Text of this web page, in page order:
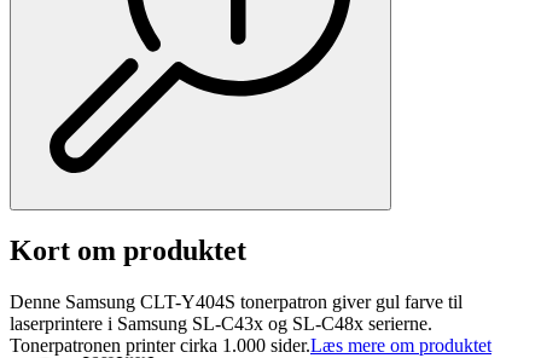
Kort om produktet
Denne Samsung CLT-Y404S tonerpatron giver gul farve til
laserprintere i Samsung SL-C43x og SL-C48x serierne.
Tonerpatronen printer cirka 1.000 sider.Læs mere om produktet